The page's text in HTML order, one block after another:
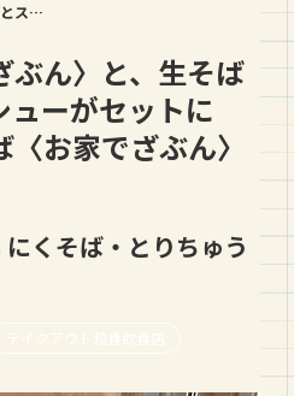
〈ドライブスルーざぶん〉と、生そばとスープ、チャーシューがセットになった持ち帰りそば〈お家でざぶん〉を展開中!
ぶん〉と、生そば
ューがセットに
お家でざぶん〉
にくそば・とりちゅう
テイクアウト和食飲食店